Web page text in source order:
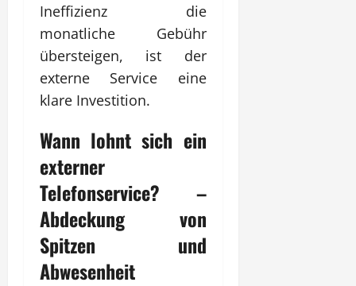
Ineffizienz die
monatliche Gebühr
übersteigen, ist der
externe Service eine
klare Investition.
Wann lohnt sich ein
externer
Telefonservice? –
Abdeckung von
Spitzen und
Abwesenheit